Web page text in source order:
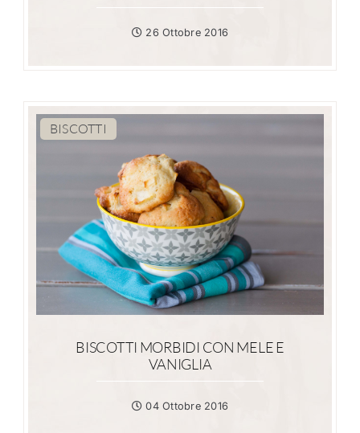
26 Ottobre 2016
BISCOTTI
BISCOTTI MORBIDI CON MELE E
VANIGLIA
04 Ottobre 2016